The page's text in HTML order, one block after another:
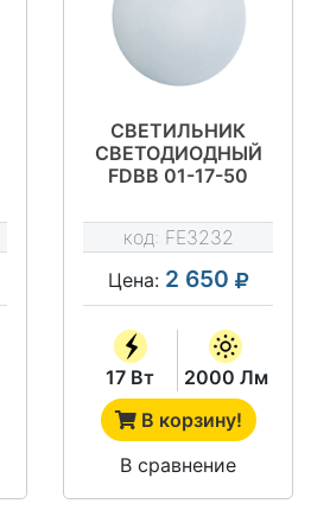
СВЕТИЛЬНИК
СВЕТОДИОДНЫЙ
FDBB 01-17-50
код: FE3232
Цена: 2 650
17 Вт
2000 Лм
В корзину!
В сравнение